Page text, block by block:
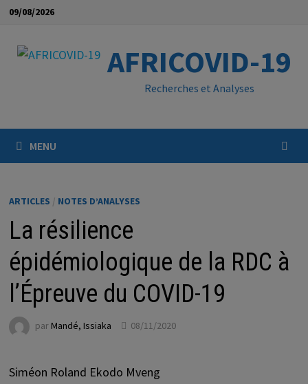
Passer
contenu
09/08/2026
AFRICOVID-19
Recherches et Analyses
MENU
ARTICLES / NOTES D’ANALYSES
La résilience
épidémiologique de la RDC à
l’Épreuve du COVID-19
parMandé, Issiaka 08/11/2020
Siméon Roland Ekodo Mveng